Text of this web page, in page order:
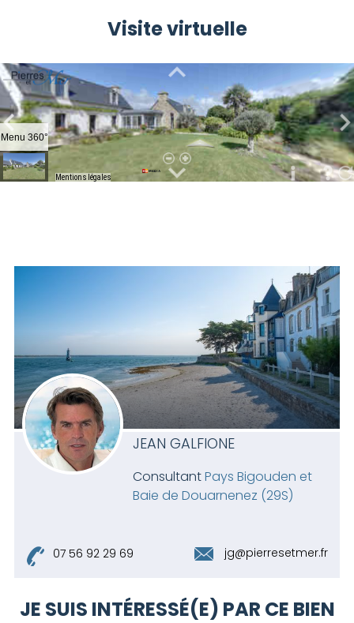
Visite virtuelle
JEAN GALFIONE
ConsultantPays Bigouden et
Baie de Douarnenez (29S)
07 56 92 29 69 jg@pierresetmer.fr
JE SUIS INTÉRESSÉ(E) PAR CE BIEN